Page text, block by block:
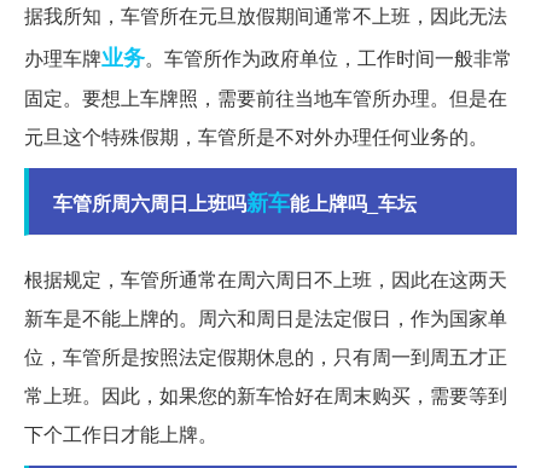
据我所知，车管所在元旦放假期间通常不上班，因此无法
办理车牌业务。车管所作为政府单位，工作时间一般非常
固定。要想上车牌照，需要前往当地车管所办理。但是在
元旦这个特殊假期，车管所是不对外办理任何业务的。
车管所周六周日上班吗新车能上牌吗_车坛
根据规定，车管所通常在周六周日不上班，因此在这两天
新车是不能上牌的。周六和周日是法定假日，作为国家单
位，车管所是按照法定假期休息的，只有周一到周五才正
常上班。因此，如果您的新车恰好在周末购买，需要等到
下个工作日才能上牌。